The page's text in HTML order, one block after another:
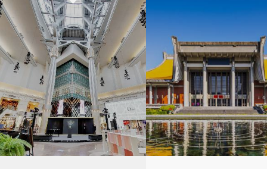
花蓮縣秀林鄉 台東縣東河鄉
4G專案 大鼎餐飲事業群